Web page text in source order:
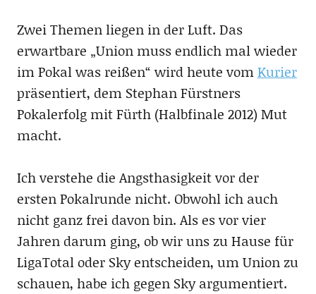
Zwei Themen liegen in der Luft. Das
erwartbare „Union muss endlich mal wieder
im Pokal was reißen“ wird heute vomKurier
präsentiert, dem Stephan Fürstners
Pokalerfolg mit Fürth (Halbfinale 2012) Mut
macht.
Ich verstehe die Angsthasigkeit vor der
ersten Pokalrunde nicht. Obwohl ich auch
nicht ganz frei davon bin. Als es vor vier
Jahren darum ging, ob wir uns zu Hause für
LigaTotal oder Sky entscheiden, um Union zu
schauen, habe ich gegen Sky argumentiert.